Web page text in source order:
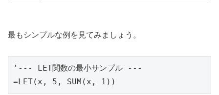
最もシンプルな例を見てみましょう。
'--- LET関数の最小サンプル ---
=LET(x, 5, SUM(x, 1))